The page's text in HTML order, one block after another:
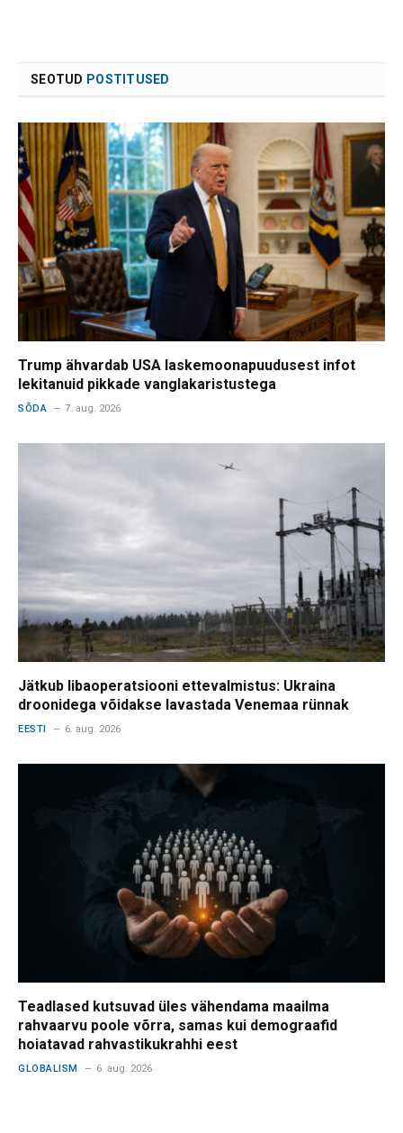
SEOTUD POSTITUSED
Trump ähvardab USA laskemoonapuudusest infot
lekitanuid pikkade vanglakaristustega
SÕDA 7. aug. 2026
Jätkub libaoperatsiooni ettevalmistus: Ukraina
droonidega võidakse lavastada Venemaa rünnak
EESTI 6. aug. 2026
Teadlased kutsuvad üles vähendama maailma
rahvaarvu poole võrra, samas kui demograafid
hoiatavad rahvastikukrahhi eest
GLOBALISM 6. aug. 2026